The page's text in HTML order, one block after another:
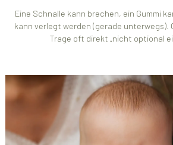
Eine Schnalle kann brechen, ein Gummi
kann verlegt werden (gerade unterwegs).
Trage oft direkt „nicht optional